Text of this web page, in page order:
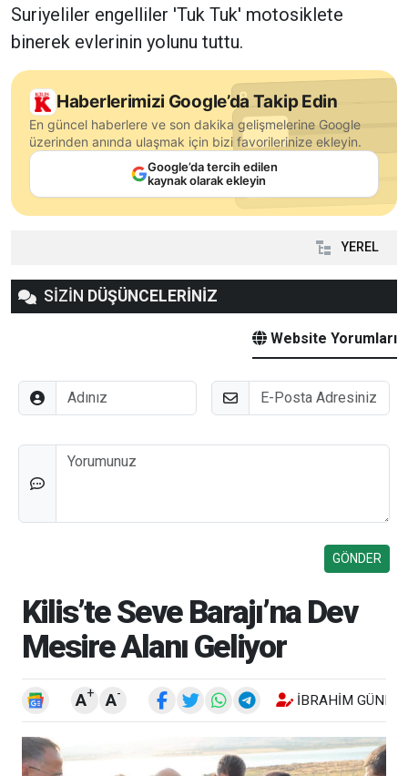
Suriyeliler engelliler 'Tuk Tuk' motosiklete
binerek evlerinin yolunu tuttu.
Haberlerimizi Google’da Takip Edin
En güncel haberlere ve son dakika gelişmelerine Google
üzerinden anında ulaşmak için bizi favorilerinize ekleyin.
Google’da tercih edilen
kaynak olarak ekleyin
YEREL
SİZİN DÜŞÜNCELERİNİZ
Website Yorumları
Adınız E-Posta
Düşünceleriniz
Kilis’te Seve Barajı’na Dev
Mesire Alanı Geliyor
A+ A- İBRAHIM GÜNEŞ